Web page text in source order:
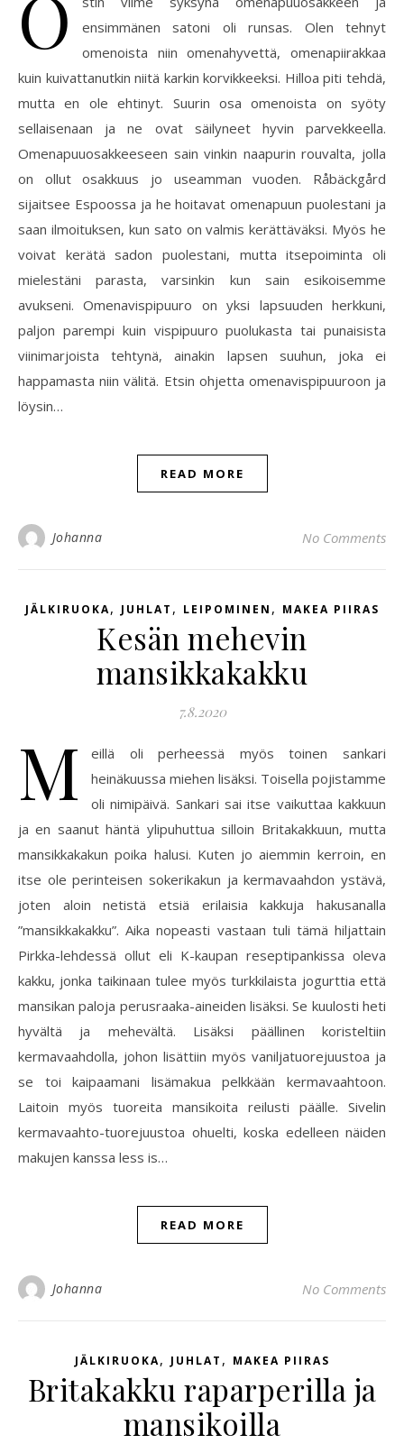
ensimmänen satoni oli runsas. Olen tehnyt
omenoista niin omenahyvettä, omenapiirakkaa
kuin kuivattanutkin niitä karkin korvikkeeksi. Hilloa piti tehdä,
mutta en ole ehtinyt. Suurin osa omenoista on syöty
sellaisenaan ja ne ovat säilyneet hyvin parvekkeella.
Omenapuuosakkeeseen sain vinkin naapurin rouvalta, jolla
on ollut osakkuus jo useamman vuoden. Råbäckgård
sijaitsee Espoossa ja he hoitavat omenapuun puolestani ja
saan ilmoituksen, kun sato on valmis kerättäväksi. Myös he
voivat kerätä sadon puolestani, mutta itsepoiminta oli
mielestäni parasta, varsinkin kun sain esikoisemme
avukseni. Omenavispipuuro on yksi lapsuuden herkkuni,
paljon parempi kuin vispipuuro puolukasta tai punaisista
viinimarjoista tehtynä, ainakin lapsen suuhun, joka ei
happamasta niin välitä. Etsin ohjetta omenavispipuuroon ja
löysin…
READ MORE
Johanna No Comments
JÄLKIRUOKA, JUHLAT , LEIPOMINEN , MAKEA PIIRAS
Kesän mehevin
mansikkakakku
7.8.2020
M
eillä oli perheessä myös toinen sankari
heinäkuussa miehen lisäksi. Toisella pojistamme
oli nimipäivä. Sankari sai itse vaikuttaa kakkuun
ja en saanut häntä ylipuhuttua silloin Britakakkuun, mutta
mansikkakakun poika halusi. Kuten jo aiemmin kerroin, en
itse ole perinteisen sokerikakun ja kermavaahdon ystävä,
joten aloin netistä etsiä erilaisia kakkuja hakusanalla
”mansikkakakku”. Aika nopeasti vastaan tuli tämä hiljattain
Pirkka-lehdessä ollut eli K-kaupan reseptipankissa oleva
kakku, jonka taikinaan tulee myös turkkilaista jogurttia että
mansikan paloja perusraaka-aineiden lisäksi. Se kuulosti heti
hyvältä ja mehevältä. Lisäksi päällinen koristeltiin
kermavaahdolla, johon lisättiin myös vaniljatuorejuustoa ja
se toi kaipaamani lisämakua pelkkään kermavaahtoon.
Laitoin myös tuoreita mansikoita reilusti päälle. Sivelin
kermavaahto-tuorejuustoa ohuelti, koska edelleen näiden
makujen kanssa less is…
READ MORE
Johanna No Comments
JÄLKIRUOKA, JUHLAT , MAKEA PIIRAS
Britakakku raparperilla ja
mansikoilla